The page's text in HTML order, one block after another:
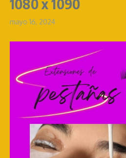
1080 x 1090
mayo 16, 2024